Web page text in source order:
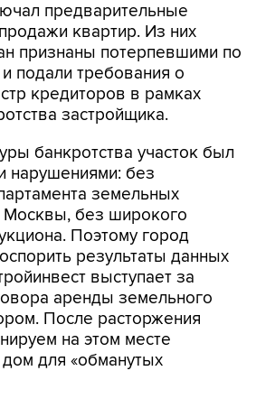
предварительные
квартир. Из них
признаны потерпевшими по
подали требования о
кредиторов в рамках
застройщика.
банкротства участок был
нарушениями: без
земельных
Москвы, без широкого
Поэтому город
результаты данных
выступает за
аренды земельного
После расторжения
на этом месте
для «обманутых